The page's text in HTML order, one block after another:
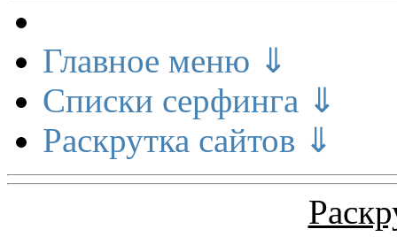
Главное меню ⇓
Списки серфинга ⇓
Раскрутка сайтов ⇓